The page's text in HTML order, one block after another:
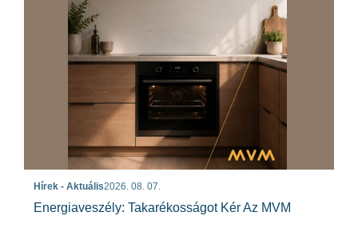
Hírek - Aktuális2026. 08. 07.
Energiaveszély: Takarékosságot Kér Az MVM